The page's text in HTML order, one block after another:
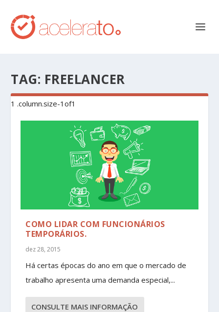
TAG: FREELANCER
COMO LIDAR COM FUNCIONÁRIOS
TEMPORÁRIOS.
dez 28, 2015
Há certas épocas do ano em que o mercado de
trabalho apresenta uma demanda especial,...
CONSULTE MAIS INFORMAÇÃO